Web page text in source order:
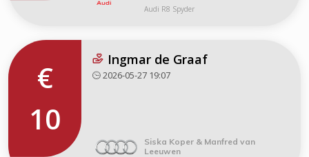
Audi R8 Spyder
€
10
Ingmar de Graaf
2026-05-27 19:07
Siska Koper & Manfred van
Leeuwen